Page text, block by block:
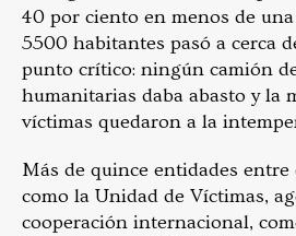
40 por ciento en menos de una
5500 habitantes pasó a cerca
punto crítico: ningún camión
humanitarias daba abasto y la
víctimas quedaron a la
Más de quince entidades entre
como la Unidad de Víctimas,
cooperación internacional,